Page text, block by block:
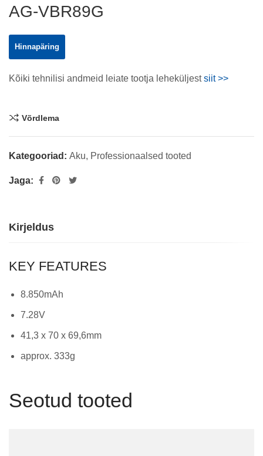
AG-VBR89G
Hinnapäring
Kõiki tehnilisi andmeid leiate tootja leheküljestsiit >>
Võrdlema
Kategooriad: Aku, Professionaalsed tooted
Jaga:
Kirjeldus
KEY FEATURES
8.850mAh
7.28V
41,3 x 70 x 69,6mm
approx. 333g
Seotud tooted